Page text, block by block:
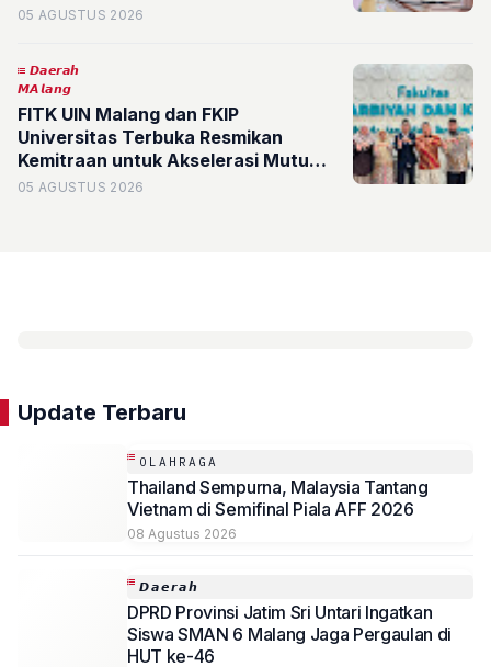
05 AGUSTUS 2026
𝘿𝙖𝙚𝙧𝙖𝙝
𝙈𝘼𝙡𝙖𝙣𝙜
FITK UIN Malang dan FKIP
Universitas Terbuka Resmikan
Kemitraan untuk Akselerasi Mutu
Akademik
05 AGUSTUS 2026
Update Terbaru
OLAHRAGA
Thailand Sempurna, Malaysia Tantang
Vietnam di Semifinal Piala AFF 2026
08 Agustus 2026
𝘿𝙖𝙚𝙧𝙖𝙝
DPRD Provinsi Jatim Sri Untari Ingatkan
Siswa SMAN 6 Malang Jaga Pergaulan di
HUT ke-46